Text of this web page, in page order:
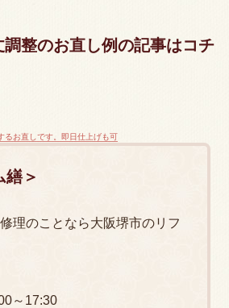
整のお直し例の記事はコチ
るお直しです。即日仕上げも可
繕＞
理のことなら大阪堺市のリフ
～17:30